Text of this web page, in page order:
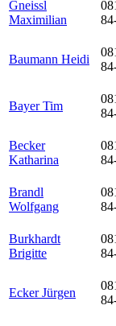
Gneissl
Maximilian
Baumann Heidi
Bayer Tim
Becker
Katharina
Brandl
Wolfgang
Burkhardt
Brigitte
Ecker Jürgen